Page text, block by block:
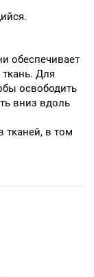
обеспечивает
Для
освободить
вниз вдоль
тканей, в том